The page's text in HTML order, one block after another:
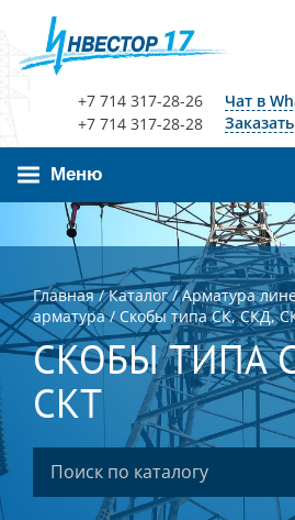
+7 714 317-28-26
+7 714 317-28-28
Чат в
Меню
Главная/Каталог/Арматура
арматура/Скобы типа СК, СКД,
СКОБЫ ТИПА
СКТ